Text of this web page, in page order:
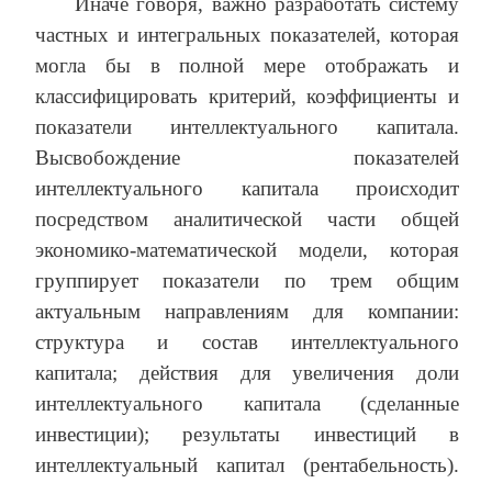
частных и интегральных показателей, которая
могла бы в полной мере отображать и
классифицировать критерий, коэффициенты и
показатели интеллектуального капитала.
Высвобождение показателей
интеллектуального капитала происходит
посредством аналитической части общей
экономико-математической модели, которая
группирует показатели по трем общим
актуальным направлениям для компании:
структура и состав интеллектуального
капитала; действия для увеличения доли
интеллектуального капитала (сделанные
инвестиции); результаты инвестиций в
интеллектуальный капитал (рентабельность).